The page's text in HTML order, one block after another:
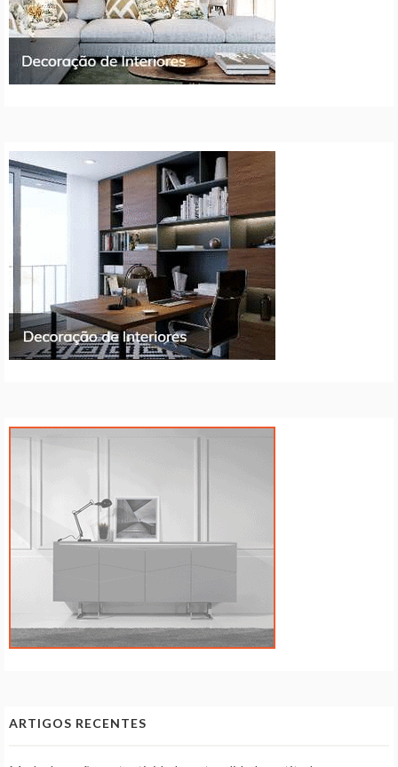
ARTIGOS RECENTES